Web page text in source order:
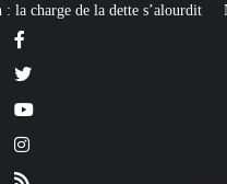
la PME franco-italienne